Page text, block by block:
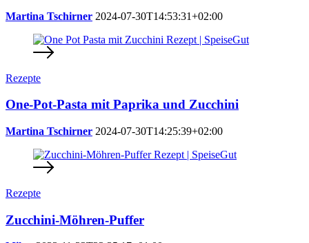
Martina Tschirner 2024-07-30T14:53:31+02:00
Rezepte
One-Pot-Pasta mit Paprika und Zucchini
Martina Tschirner 2024-07-30T14:25:39+02:00
Rezepte
Zucchini-Möhren-Puffer